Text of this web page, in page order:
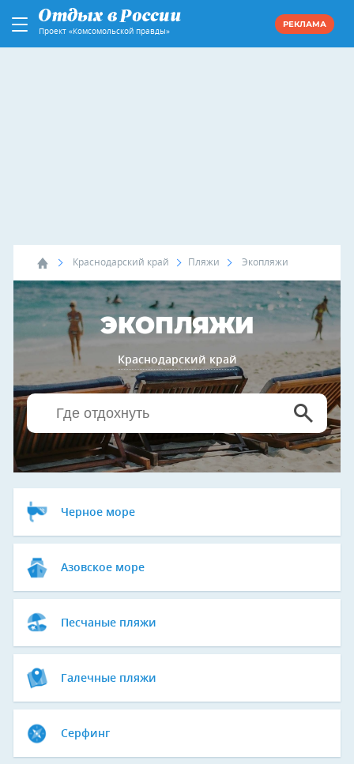
Проект «Комсомольской правды»
РЕКЛАМА
Краснодарский край Пляжи Экопляжи
ЭКОПЛЯЖИ
Краснодарский край
Черное море
Азовское море
Песчаные пляжи
Галечные пляжи
Серфинг